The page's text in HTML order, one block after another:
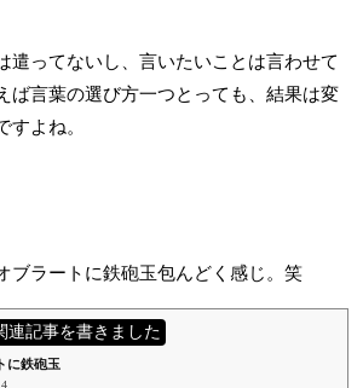
遣ってないし、言いたいことは言わせて
ば言葉の選び方一つとっても、結果は変
すよね。
ブラートに鉄砲玉包んどく感じ。笑
連記事を書きました
に鉄砲玉